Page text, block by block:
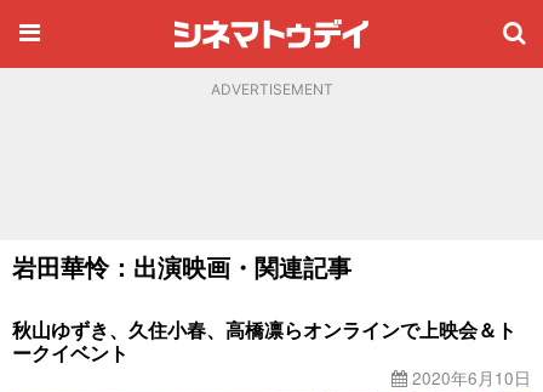
ADVERTISEMENT
岩田華怜：出演映画・関連記事
秋山ゆずき、久住小春、高橋凛らオンラインで上映会＆ト
ークイベント
2020年6月10日